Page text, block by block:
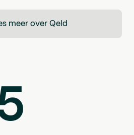
meer over Qeld